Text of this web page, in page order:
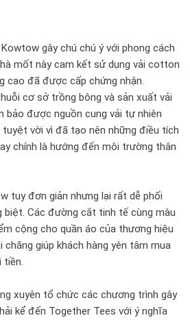
gây chú chú ý với phong cách
mốt này cam kết sử dụng vải cotton
cao đã được cấp chứng nhận.
cơ sở trồng bông và sản xuất vải
được nguồn cung vải tự nhiên
vời vì đã tạo nên những điều tích
chính là hướng đến môi trường thân
tuy đơn giản nhưng lại rất dễ phối
biệt. Các đường cắt tinh tế cùng màu
cộng cho quần áo của thương hiệu
chăng giúp khách hàng yên tâm mua
xuyên tổ chức các chương trình gây
kể đến Together Tees với ý nghĩa